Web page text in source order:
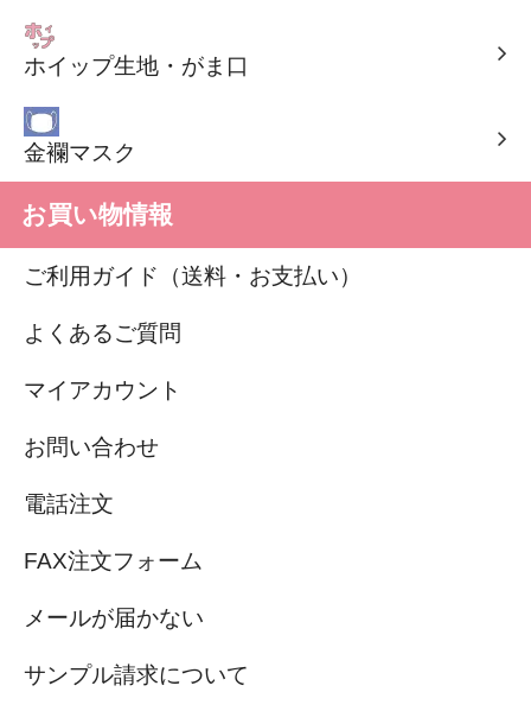
ホイップ生地・がま口
金襴マスク
お買い物情報
ご利用ガイド（送料・お支払い）
よくあるご質問
マイアカウント
お問い合わせ
電話注文
FAX注文フォーム
メールが届かない
サンプル請求について